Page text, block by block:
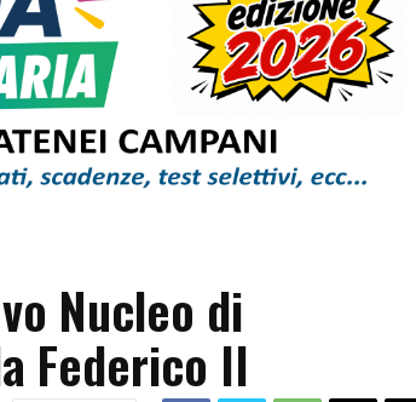
Nucleo di
Federico II